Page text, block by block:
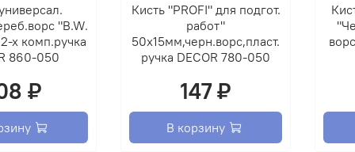
"B.W.
х комп.ручка
860-050
₽
Кисть "PROFI" для подгот.
работ"
50х15мм,черн.ворс,пласт.
ручка DECOR 780-050
147 ₽
В корзину